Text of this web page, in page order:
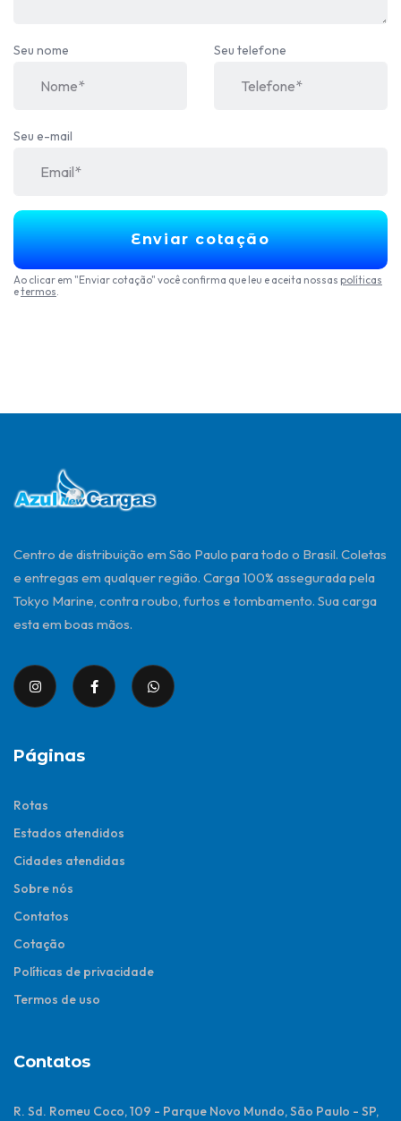
Seu nome Seu telefone
Seu e-mail
Ao clicar em "Enviar cotação" você confirma que leu e aceita nossas políticas
etermos.
Enviar cotação
Centro de distribuição em São Paulo para todo o Brasil. Coletas
e entregas em qualquer região. Carga 100% assegurada pela
Tokyo Marine, contra roubo, furtos e tombamento. Sua carga
esta em boas mãos.
Páginas
Rotas
Estados atendidos
Cidades atendidas
Sobre nós
Contatos
Cotação
Políticas de privacidade
Termos de uso
Contatos
R. Sd. Romeu Coco, 109 - Parque Novo Mundo, São Paulo - SP,